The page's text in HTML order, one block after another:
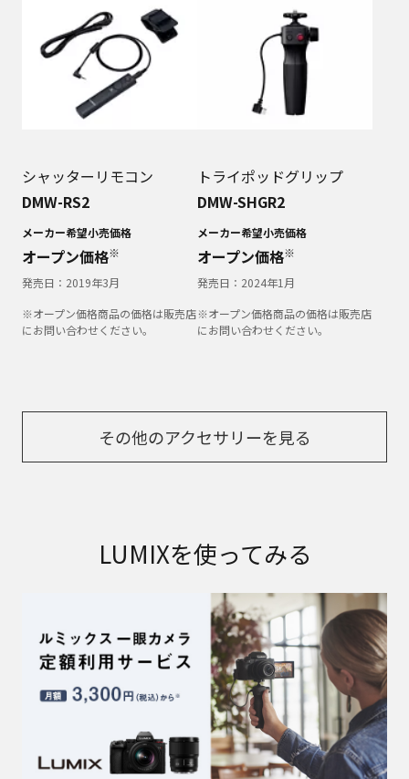
シャッターリモコン
DMW-RS2
メーカー希望小売価格
オープン価格※
発売日： 2019年3月
※オープン価格商品の価格は販売店
にお問い合わせください。
トライポッドグリップ
DMW-SHGR2
メーカー希望小売価格
オープン価格※
発売日： 2024年1月
※オープン価格商品の価格は販売店
にお問い合わせください。
その他のアクセサリーを見る
LUMIXを使ってみる